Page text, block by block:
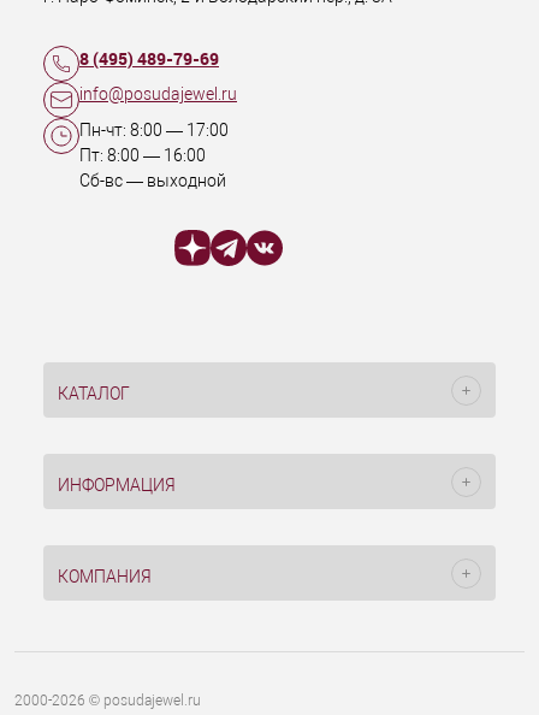
8 (495) 489-79-69
info@posudajewel.ru
Пн-чт: 8:00 — 17:00
Пт: 8:00 — 16:00
Сб-вс — выходной
КАТАЛОГ
ИНФОРМАЦИЯ
КОМПАНИЯ
2000-2026 © posudajewel.ru